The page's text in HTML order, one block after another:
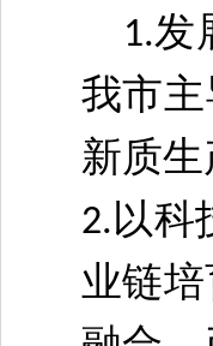
1.发
我市
新质
2. 以科
业链